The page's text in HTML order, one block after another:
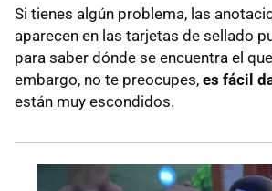
Si tienes algún problema, las
aparecen en las tarjetas de sellado
para saber dónde se encuentra el
embargo, no te preocupes, es fácil
están muy escondidos.